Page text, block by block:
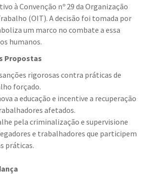
à Convenção nº 29 da Organização
(OIT). A decisão foi tomada por
um marco no combate a essa
humanos.
Propostas
rigorosas contra práticas de
forçado.
a educação e incentive a recuperação
afetados.
pela criminalização e supervisione
e trabalhadores que participem
práticas.